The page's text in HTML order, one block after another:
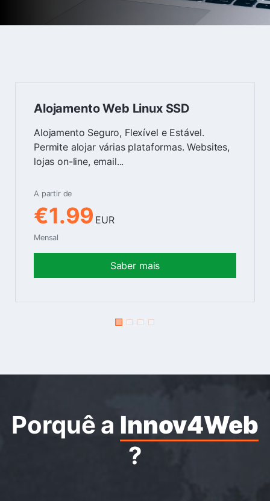
Alojamento Web Linux SSD
Alojamento Seguro, Flexível e Estável.
Permite alojar várias plataformas. Websites,
lojas on-line, email...
A partir de
€1.99 EUR
Mensal
Saber mais
Porquê a Innov4Web
?